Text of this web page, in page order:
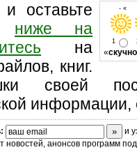
- «
1
«скучно
оставьте
ниже на
на
книг.
своей
и
анонсов программ